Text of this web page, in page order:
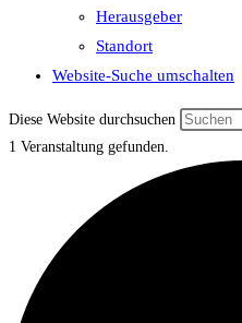
Herausgeber
Standort
Website-Suche umschalten
Diese Website durchsuchen
1 Veranstaltung gefunden.